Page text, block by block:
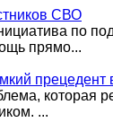
СВО
по
прямо...
которая
...